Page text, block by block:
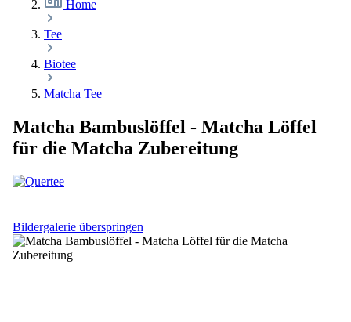
Home
Tee
Biotee
Matcha Tee
Matcha Bambuslöffel - Matcha Löffel
für die Matcha Zubereitung
Bildergalerie überspringen